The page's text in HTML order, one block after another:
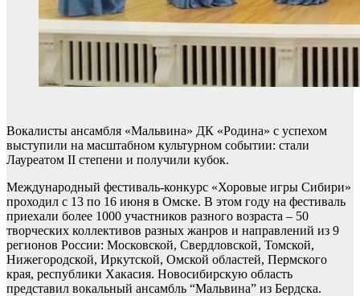
Вокалисты ансамбля «Мальвина» ДК «Родина» с успехом
выступили на масштабном культурном событии: стали
Лауреатом II степени и получили кубок.
Международный фестиваль-конкурс «Хоровые игры Сибири»
проходил с 13 по 16 июня в Омске. В этом году на фестиваль
приехали более 1000 участников разного возраста – 50
творческих коллективов разных жанров и направлений из 9
регионов России: Московской, Свердловской, Томской,
Нижегородской, Иркутской, Омской областей, Пермского
края, республики Хакасия. Новосибирскую область
представил вокальный ансамбль “Мальвина” из Бердска.